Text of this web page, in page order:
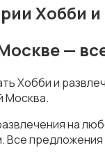
Хобби
—
Хобби и
Москва.
на
Все